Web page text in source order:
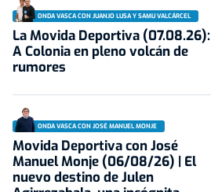
ONDA VASCA CON JUANJO LUSA Y SAMU VALCÁRCEL
La Movida Deportiva (07.08.26):
A Colonia en pleno volcán de
rumores
ONDA VASCA CON JOSÉ MANUEL MONJE
Movida Deportiva con José
Manuel Monje (06/08/26) | El
nuevo destino de Julen